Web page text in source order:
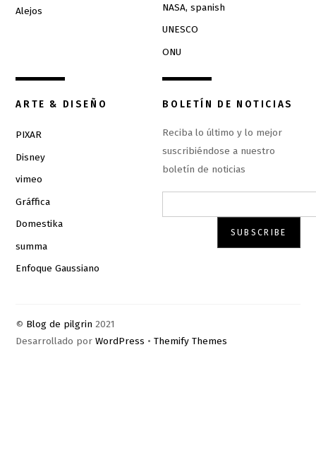
Alejos
NASA, spanish
UNESCO
ONU
ARTE & DISEÑO
PIXAR
Disney
vimeo
Gráffica
Domestika
summa
Enfoque Gaussiano
BOLETÍN DE NOTICIAS
Reciba lo último y lo mejor
suscribiéndose a nuestro
boletín de noticias
© Blog de pilgrin 2021
Desarrollado porWordPress •Themify Themes